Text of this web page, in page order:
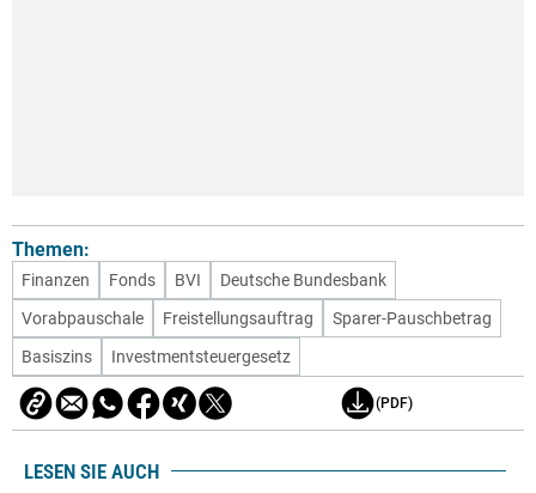
Themen:
Finanzen Fonds BVI
Deutsche Bundesbank
Vorabpauschale
Freistellungsauftrag
Sparer-Pauschbetrag
Basiszins
Investmentsteuergesetz
(PDF)
LESEN SIE AUCH